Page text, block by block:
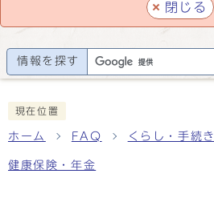
閉じる
情報を探す
現在位置
ホーム FAQ くらし・手続き
健康保険・年金